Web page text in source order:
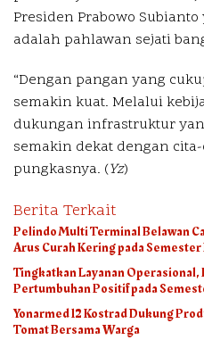
Presiden Prabowo
adalah pahlawan sejati
“Dengan pangan yang
semakin kuat. Melalui
dukungan infrastruktur
semakin dekat dengan
pungkasnya. (Yz)
Berita Terkait
Pelindo Multi Terminal Belawan
Arus Curah Kering pada
Tingkatkan Layanan
Pertumbuhan Positif pada
Yonarmed 12 Kostrad Dukung
Tomat Bersama Warga